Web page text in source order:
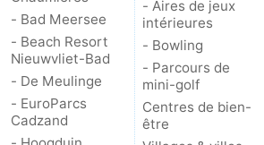
- Bad Meersee
- Beach Resort
Nieuwvliet-Bad
- De Meulinge
- EuroParcs
Cadzand
- Aires de jeux
intérieures
- Bowling
- Parcours de
mini-golf
Centres de bien-
être